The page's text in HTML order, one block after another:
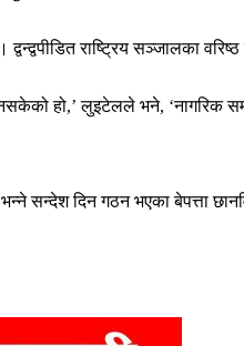
राष्ट्रिय सञ्जालका
हो,’ लुइटेलले भने, ‘नागरिक
भन्ने सन्देश दिन गठन भएका